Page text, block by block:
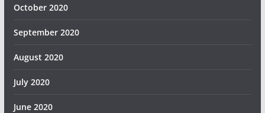
October 2020
September 2020
August 2020
July 2020
June 2020